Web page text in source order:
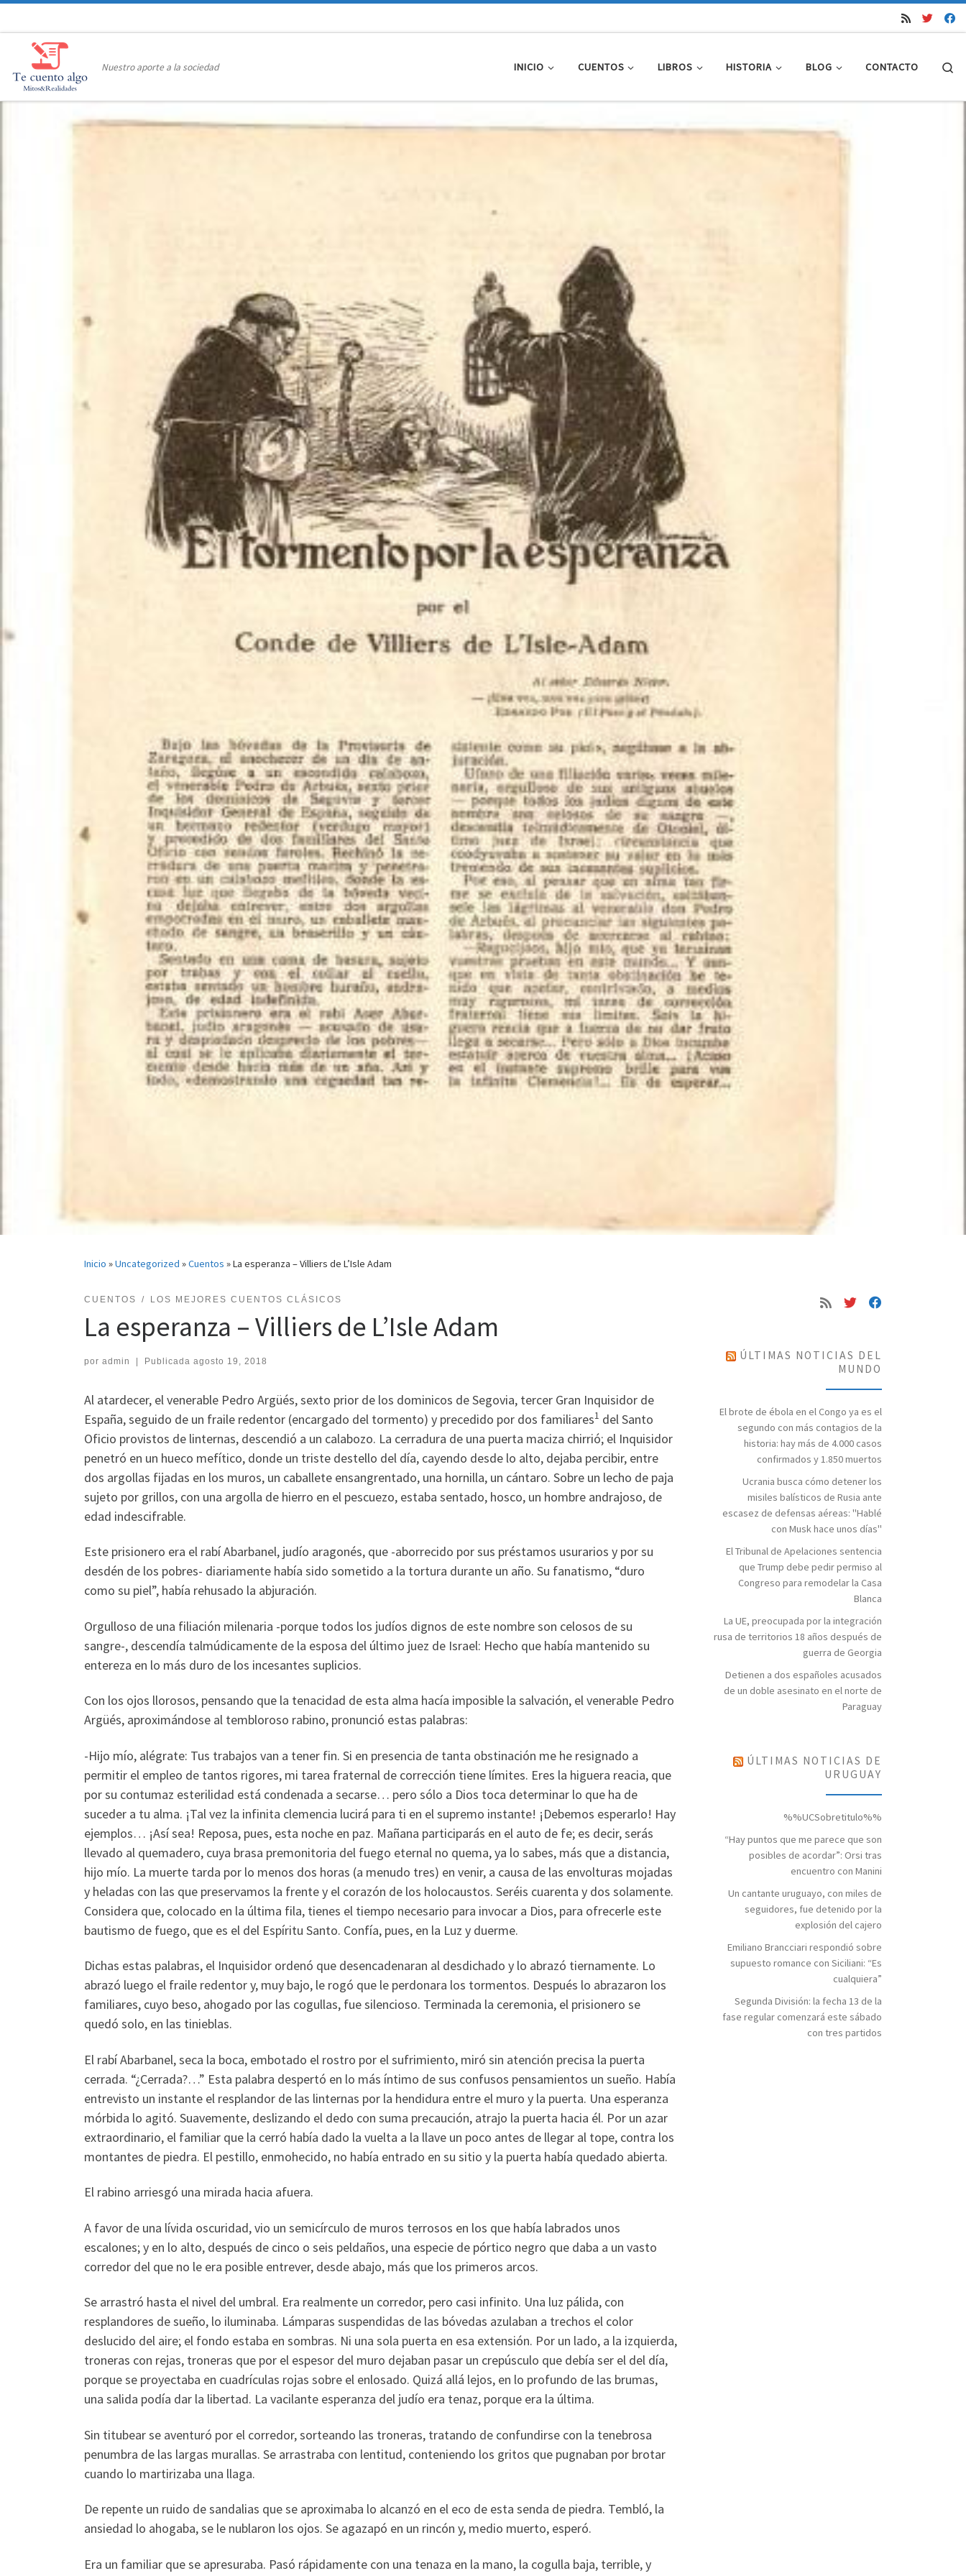
Nuestro aporte a la sociedad INICIO CUENTOS LIBROS HISTORIA BLOG CONTACTO
Inicio »Uncategorized »Cuentos »La esperanza – Villiers de L’Isle Adam
CUENTOS LOS MEJORES CUENTOS CLÁSICOS
La esperanza – Villiers de L’Isle Adam
por admin | Publicada agosto 19, 2018
Al atardecer, el venerable Pedro Argüés, sexto prior de los dominicos de Segovia, tercer Gran Inquisidor de
España, seguido de un fraile redentor (encargado del tormento) y precedido por dos familiares1 del Santo
Oficio provistos de linternas, descendió a un calabozo. La cerradura de una puerta maciza chirrió; el Inquisidor
penetró en un hueco mefítico, donde un triste destello del día, cayendo desde lo alto, dejaba percibir, entre
dos argollas fijadas en los muros, un caballete ensangrentado, una hornilla, un cántaro. Sobre un lecho de paja
sujeto por grillos, con una argolla de hierro en el pescuezo, estaba sentado, hosco, un hombre andrajoso, de
edad indescifrable.
Este prisionero era el rabí Abarbanel, judío aragonés, que -aborrecido por sus préstamos usurarios y por su
desdén de los pobres- diariamente había sido sometido a la tortura durante un año. Su fanatismo, “duro
como su piel”, había rehusado la abjuración.
Orgulloso de una filiación milenaria -porque todos los judíos dignos de este nombre son celosos de su
sangre-, descendía talmúdicamente de la esposa del último juez de Israel: Hecho que había mantenido su
entereza en lo más duro de los incesantes suplicios.
Con los ojos llorosos, pensando que la tenacidad de esta alma hacía imposible la salvación, el venerable Pedro
Argüés, aproximándose al tembloroso rabino, pronunció estas palabras:
-Hijo mío, alégrate: Tus trabajos van a tener fin. Si en presencia de tanta obstinación me he resignado a
permitir el empleo de tantos rigores, mi tarea fraternal de corrección tiene límites. Eres la higuera reacia, que
por su contumaz esterilidad está condenada a secarse… pero sólo a Dios toca determinar lo que ha de
suceder a tu alma. ¡Tal vez la infinita clemencia lucirá para ti en el supremo instante! ¡Debemos esperarlo! Hay
ejemplos… ¡Así sea! Reposa, pues, esta noche en paz. Mañana participarás en el auto de fe; es decir, serás
llevado al quemadero, cuya brasa premonitoria del fuego eternal no quema, ya lo sabes, más que a distancia,
hijo mío. La muerte tarda por lo menos dos horas (a menudo tres) en venir, a causa de las envolturas mojadas
y heladas con las que preservamos la frente y el corazón de los holocaustos. Seréis cuarenta y dos solamente.
Considera que, colocado en la última fila, tienes el tiempo necesario para invocar a Dios, para ofrecerle este
bautismo de fuego, que es el del Espíritu Santo. Confía, pues, en la Luz y duerme.
Dichas estas palabras, el Inquisidor ordenó que desencadenaran al desdichado y lo abrazó tiernamente. Lo
abrazó luego el fraile redentor y, muy bajo, le rogó que le perdonara los tormentos. Después lo abrazaron los
familiares, cuyo beso, ahogado por las cogullas, fue silencioso. Terminada la ceremonia, el prisionero se
quedó solo, en las tinieblas.
El rabí Abarbanel, seca la boca, embotado el rostro por el sufrimiento, miró sin atención precisa la puerta
cerrada. “¿Cerrada?…” Esta palabra despertó en lo más íntimo de sus confusos pensamientos un sueño. Había
entrevisto un instante el resplandor de las linternas por la hendidura entre el muro y la puerta. Una esperanza
mórbida lo agitó. Suavemente, deslizando el dedo con suma precaución, atrajo la puerta hacia él. Por un azar
extraordinario, el familiar que la cerró había dado la vuelta a la llave un poco antes de llegar al tope, contra los
montantes de piedra. El pestillo, enmohecido, no había entrado en su sitio y la puerta había quedado abierta.
El rabino arriesgó una mirada hacia afuera.
A favor de una lívida oscuridad, vio un semicírculo de muros terrosos en los que había labrados unos
escalones; y en lo alto, después de cinco o seis peldaños, una especie de pórtico negro que daba a un vasto
corredor del que no le era posible entrever, desde abajo, más que los primeros arcos.
Se arrastró hasta el nivel del umbral. Era realmente un corredor, pero casi infinito. Una luz pálida, con
resplandores de sueño, lo iluminaba. Lámparas suspendidas de las bóvedas azulaban a trechos el color
deslucido del aire; el fondo estaba en sombras. Ni una sola puerta en esa extensión. Por un lado, a la izquierda,
troneras con rejas, troneras que por el espesor del muro dejaban pasar un crepúsculo que debía ser el del día,
porque se proyectaba en cuadrículas rojas sobre el enlosado. Quizá allá lejos, en lo profundo de las brumas,
una salida podía dar la libertad. La vacilante esperanza del judío era tenaz, porque era la última.
Sin titubear se aventuró por el corredor, sorteando las troneras, tratando de confundirse con la tenebrosa
penumbra de las largas murallas. Se arrastraba con lentitud, conteniendo los gritos que pugnaban por brotar
cuando lo martirizaba una llaga.
De repente un ruido de sandalias que se aproximaba lo alcanzó en el eco de esta senda de piedra. Tembló, la
ansiedad lo ahogaba, se le nublaron los ojos. Se agazapó en un rincón y, medio muerto, esperó.
Era un familiar que se apresuraba. Pasó rápidamente con una tenaza en la mano, la cogulla baja, terrible, y
ÚLTIMAS NOTICIAS DEL
MUNDO
El brote de ébola en el Congo ya es el
segundo con más contagios de la
historia: hay más de 4.000 casos
confirmados y 1.850 muertos
Ucrania busca cómo detener los
misiles balísticos de Rusia ante
escasez de defensas aéreas: "Hablé
con Musk hace unos días"
El Tribunal de Apelaciones sentencia
que Trump debe pedir permiso al
Congreso para remodelar la Casa
Blanca
La UE, preocupada por la integración
rusa de territorios 18 años después de
guerra de Georgia
Detienen a dos españoles acusados
de un doble asesinato en el norte de
Paraguay
ÚLTIMAS NOTICIAS DE
URUGUAY
%%UCSobretitulo%%
“Hay puntos que me parece que son
posibles de acordar”: Orsi tras
encuentro con Manini
Un cantante uruguayo, con miles de
seguidores, fue detenido por la
explosión del cajero
Emiliano Brancciari respondió sobre
supuesto romance con Siciliani: “Es
cualquiera”
Segunda División: la fecha 13 de la
fase regular comenzará este sábado
con tres partidos